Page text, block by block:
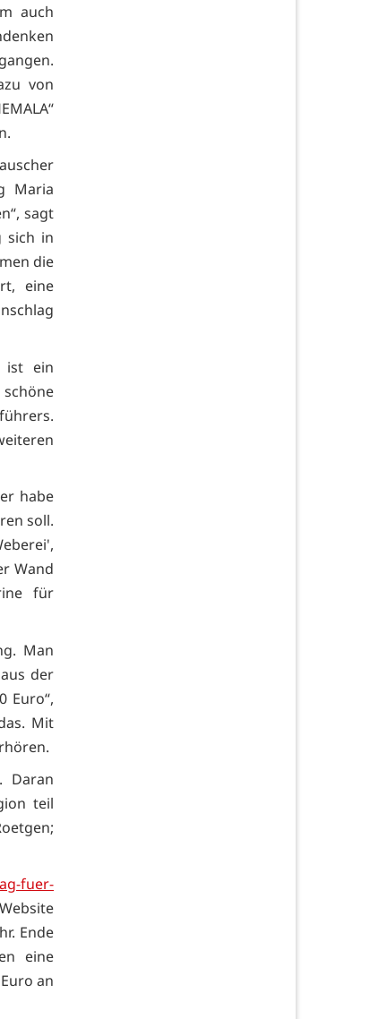
auch
von
Maria
sagt
sich in
die
eine
ist ein
habe
soll.
Wand
für
Man
der
Euro“,
Mit
Daran
teil
fuer-
Ende
eine
an